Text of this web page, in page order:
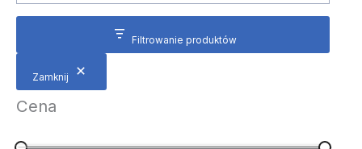
Filtrowanie produktów
Zamknij
Cena